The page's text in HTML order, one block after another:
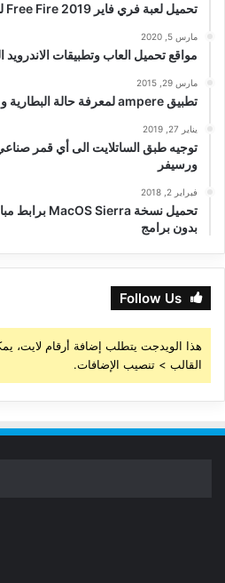
تحميل لعبة فري فاير Free Fire 2019 للاندرويد والكمبيوتر مجانا
مارس 5, 2020
مواقع تحميل العاب وتطبيقات الاندرويد
مارس 29, 2015
تطبيق ampere لمعرفة حالة البطارية و سرعة الشحن
يناير 27, 2019
توجيه طبق الساتلايت الى أي قمر
ورسيفر
فبراير 2, 2018
بدون برامج
Follow Us
هذا الويدجت يتطلب إضافة أرقام لايت،
القالب > تنصيب الإضافات.